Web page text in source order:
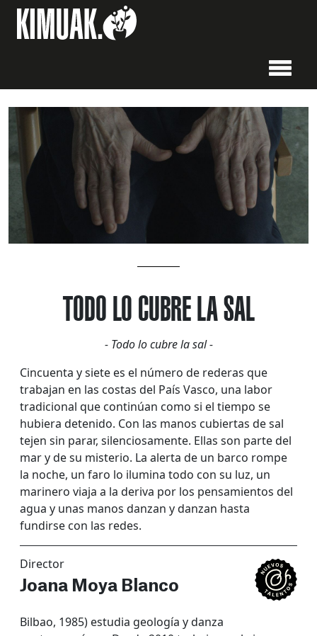
TODO LO CUBRE LA SAL
- Todo lo cubre la sal -
Cincuenta y siete es el número de rederas que
trabajan en las costas del País Vasco, una labor
tradicional que continúan como si el tiempo se
hubiera detenido. Con las manos cubiertas de sal
tejen sin parar, silenciosamente. Ellas son parte del
mar y de su misterio. La alerta de un barco rompe
la noche, un faro lo ilumina todo con su luz, un
marinero viaja a la deriva por los pensamientos del
agua y unas manos danzan y danzan hasta
fundirse con las redes.
Director
Joana Moya Blanco
Bilbao, 1985) estudia geología y danza